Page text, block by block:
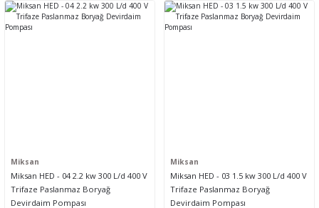
Miksan
Miksan HED - 04 2.2 kw 300 L/d 400 V
Trifaze Paslanmaz Boryağ
Devirdaim Pompası
Miksan
Miksan HED - 03 1.5 kw 300 L/d 400 V
Trifaze Paslanmaz Boryağ
Devirdaim Pompası